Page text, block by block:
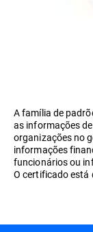
A família de
as informações
organizações no
informações
funcionários ou
O certificado está